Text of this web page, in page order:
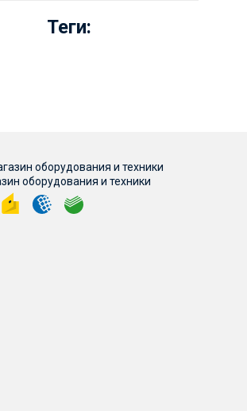
Теги:
оборудования и техники